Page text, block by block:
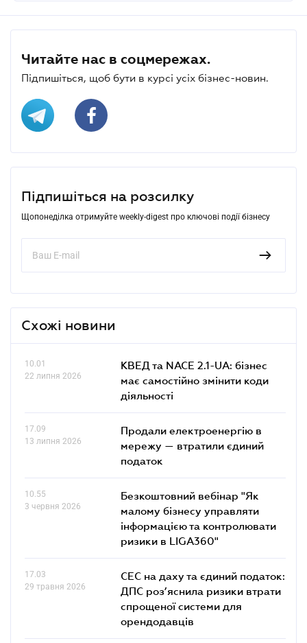
Читайте нас в соцмережах.
Підпишіться, щоб бути в курсі усіх бізнес-новин.
Підпишіться на розсилку
Щопонеділка отримуйте weekly-digest про ключові події бізнесу
Схожі новини
10.01
22 липня 2026
КВЕД та NACE 2.1-UA: бізнес
має самостійно змінити коди
діяльності
17.09
13 липня 2026
Продали електроенергію в
мережу — втратили єдиний
податок
10.55
3 червня 2026
Безкоштовний вебінар "Як
малому бізнесу управляти
інформацією та контролювати
ризики в LIGA360"
17.03
29 травня 2026
СЕС на даху та єдиний податок:
ДПС роз’яснила ризики втрати
спрощеної системи для
орендодавців